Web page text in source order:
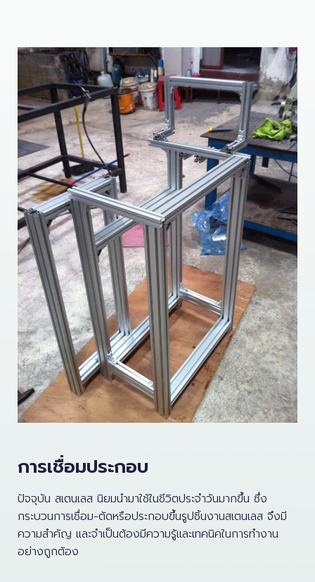
การเชื่อมประกอบ
ปัจจุบัน สเตนเลส นิยมนำมาใช้ในชีวิตประจำวันมากขึ้น ซึ่ง
กระบวนการเชื่อม-ตัดหรือประกอบขึ้นรูปชิ้นงานสเตนเลส จึงมี
ความสำคัญ และจำเป็นต้องมีความรู้และเทคนิคในการทำงาน
อย่างถูกต้อง